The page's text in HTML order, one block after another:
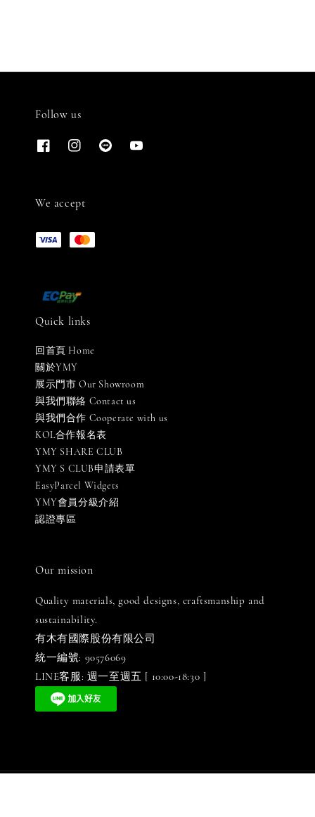
Follow us
We accept
Quick links
回首頁 Home
關於YMY
展示門市 Our Showroom
與我們聯絡 Contact us
與我們合作 Cooperate with us
KOL合作報名表
YMY SHARE CLUB
YMY S CLUB申請表單
EasyParcel Widgets
YMY會員分級介紹
認證專區
Our mission
Quality materials, good designs, craftsmanship and
sustainability.
有木有國際股份有限公司
統一編號: 90576069
LINE客服: 週一至週五 [ 10:00-18:30 ]